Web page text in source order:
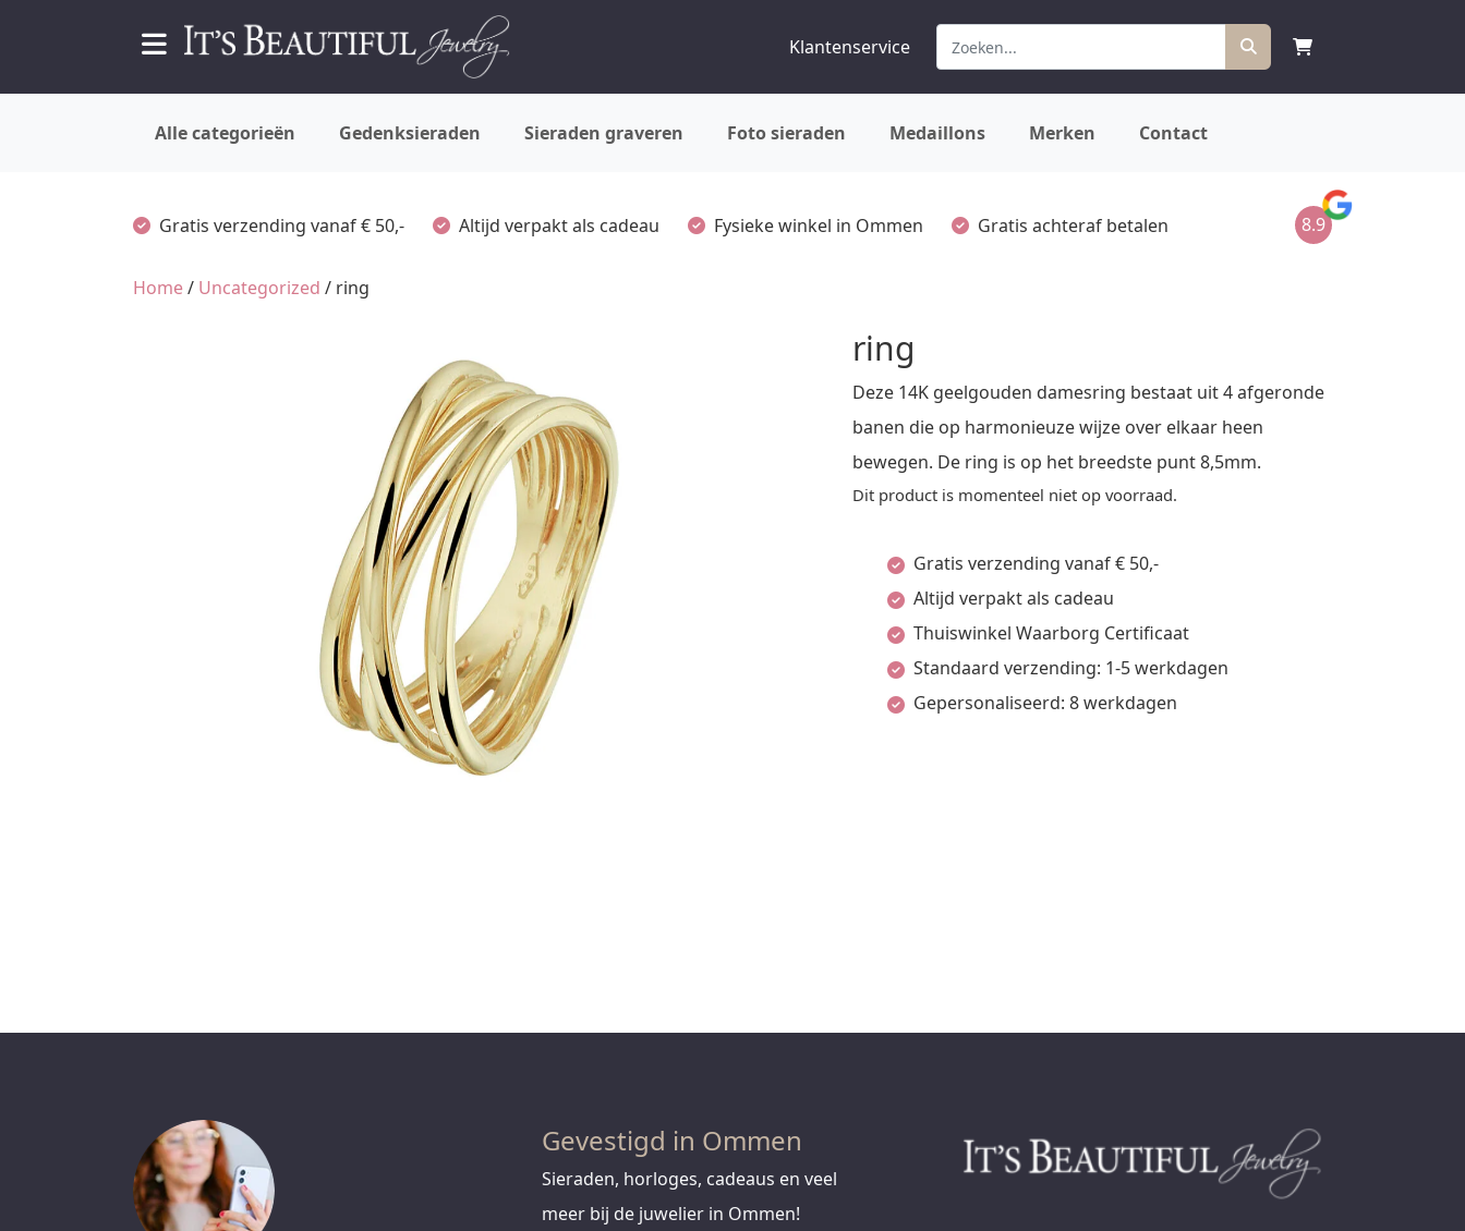
Klantenservice
Alle categorieën Gedenksieraden Sieraden graveren Foto sieraden Medaillons Merken Contact
Gratis verzending vanaf € 50,- Altijd verpakt als cadeau Fysieke winkel in Ommen Gratis achteraf betalen 8.9
Home/ Uncategorized / ring
ring
Deze 14K geelgouden damesring bestaat uit 4 afgeronde
banen die op harmonieuze wijze over elkaar heen
bewegen. De ring is op het breedste punt 8,5mm.
Dit product is momenteel niet op voorraad.
Gratis verzending vanaf € 50,-
Altijd verpakt als cadeau
Thuiswinkel Waarborg Certificaat
Standaard verzending: 1-5 werkdagen
Gepersonaliseerd: 8 werkdagen
Gevestigd in Ommen
Sieraden, horloges, cadeaus en veel
meer bij de juwelier in Ommen!